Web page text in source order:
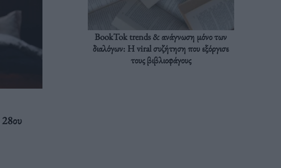
28ου
BookTok trends & ανάγνωση μόνο των
διαλόγων: Η viral συζήτηση που εξόργισε
τους βιβλιοφάγους